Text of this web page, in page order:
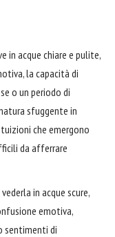
in acque chiare e pulite,
la capacità di
o un periodo di
sfuggente in
che emergono
da afferrare
in acque scure,
emotiva,
sentimenti di